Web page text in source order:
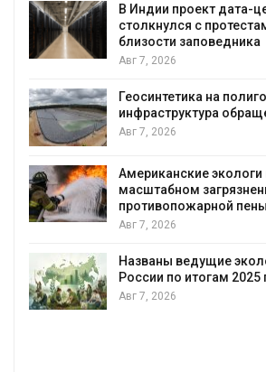
В Индии проект дата-
столкнулся с
близости заповедника
Авг 7, 2026
Геосинтетика на
инфраструктура
Авг 7, 2026
Американские
масштабном
противопожарной пены
Авг 7, 2026
Названы ведущие
России по итогам 2025
Авг 7, 2026